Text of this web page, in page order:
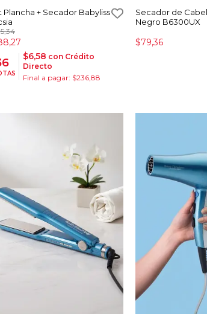
Plancha + Secador Babyliss
$6,58 con Crédito
Directo
Final a pagar: $236,88
Secador de
Negro B6300UX
$79,36